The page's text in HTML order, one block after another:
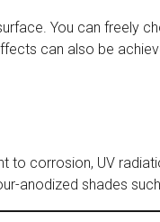
You can freely
can also be
to corrosion, UV
anodized shades